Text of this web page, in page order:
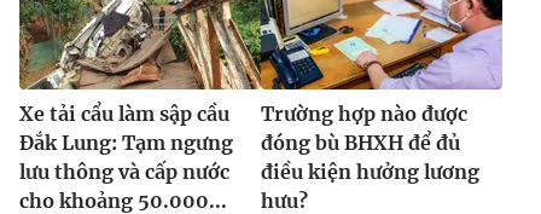
Xe tải cẩu làm sập cầu
Đắk Lung: Tạm ngưng
lưu thông và cấp nước
cho khoảng 50.000...
Trường hợp nào được
đóng bù BHXH để đủ
điều kiện hưởng lương
hưu?